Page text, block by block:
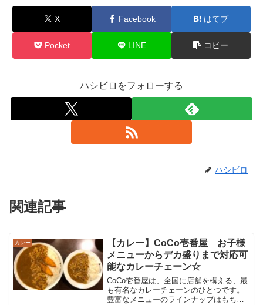
X Facebook はてブ
Pocket LINE コピー
ハシビロをフォローする
ハシビロ
関連記事
カレー
【カレー】CoCo壱番屋 お子様
メニューからデカ盛りまで対応可
能なカレーチェーン☆
CoCo壱番屋は、全国に店舗を構える、最
も有名なカレーチェーンのひとつです。
豊富なメニューのラインナップはもちろ